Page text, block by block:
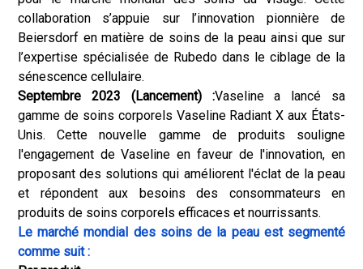
collaboration s’appuie sur l’innovation pionnière de
Beiersdorf en matière de soins de la peau ainsi que sur
l’expertise spécialisée de Rubedo dans le ciblage de la
sénescence cellulaire.
Septembre 2023 (Lancement) :Vaseline a lancé sa
gamme de soins corporels Vaseline Radiant X aux États-
Unis. Cette nouvelle gamme de produits souligne
l'engagement de Vaseline en faveur de l'innovation, en
proposant des solutions qui améliorent l'éclat de la peau
et répondent aux besoins des consommateurs en
produits de soins corporels efficaces et nourrissants.
Le marché mondial des soins de la peau est segmenté
comme suit :